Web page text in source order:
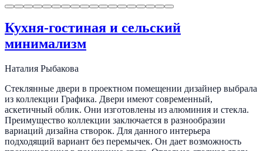
Кухня-гостиная и сельский
минимализм
Наталия Рыбакова
Стеклянные двери в проектном помещении дизайнер выбрала
из коллекции Графика. Двери имеют современный,
аскетичный облик. Они изготовлены из алюминия и стекла.
Преимущество коллекции заключается в разнообразии
вариаций дизайна створок. Для данного интерьера
подходящий вариант без перемычек. Он дает возможность